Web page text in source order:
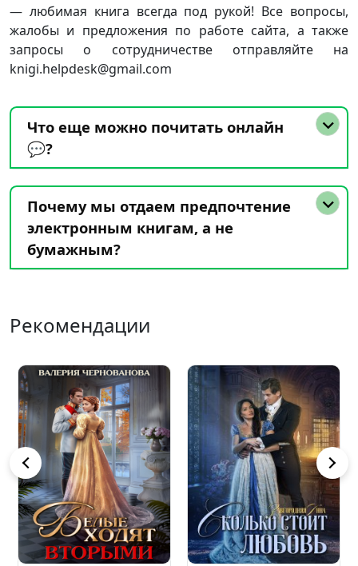
— любимая книга всегда под рукой! Все вопросы,
жалобы и предложения по работе сайта, а также
запросы о сотрудничестве отправляйте на
knigi.helpdesk@gmail.com
Что еще можно почитать онлайн
💬?
Почему мы отдаем предпочтение
электронным книгам, а не
бумажным?
Рекомендации